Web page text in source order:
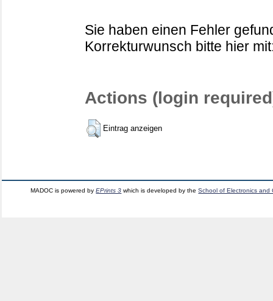
Sie haben einen Fehler
Korrekturwunsch bitte hier
Actions (login
Eintrag anzeigen
MADOC is powered byEPrints 3 which is developed by theSchool of Electronics and